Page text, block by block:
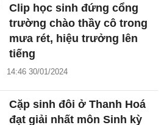
Clip học sinh đứng cổng
trường chào thầy cô trong
mưa rét, hiệu trưởng lên
tiếng
14:46 30/01/2024
Cặp sinh đôi ở Thanh Hoá
đạt giải nhất môn Sinh kỳ